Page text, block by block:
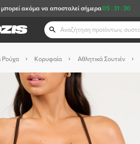
05 :31 :29
ακόμα να αποσταλεί σήμερα
Ρούχα Κορυφαία Αθλητικά Σουτιέν